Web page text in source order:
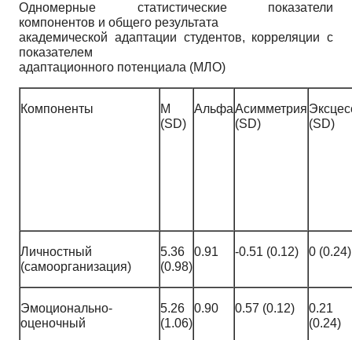
Одномерные статистические показатели
компонентов и общего результата
академической адаптации студентов, корреляции с
показателем
адаптационного потенциала (МЛО)
Компоненты
M
(SD)
АльфаАсимметрия
(SD)
(SD)
Личностный
(самоорганизация)
5.36
(0.98)
0.91 -0.51 (0.12) 0 (0.24)
Эмоционально-
оценочный
5.26
(1.06)
0.90 0.57 (0.12)
0.21
(0.24)